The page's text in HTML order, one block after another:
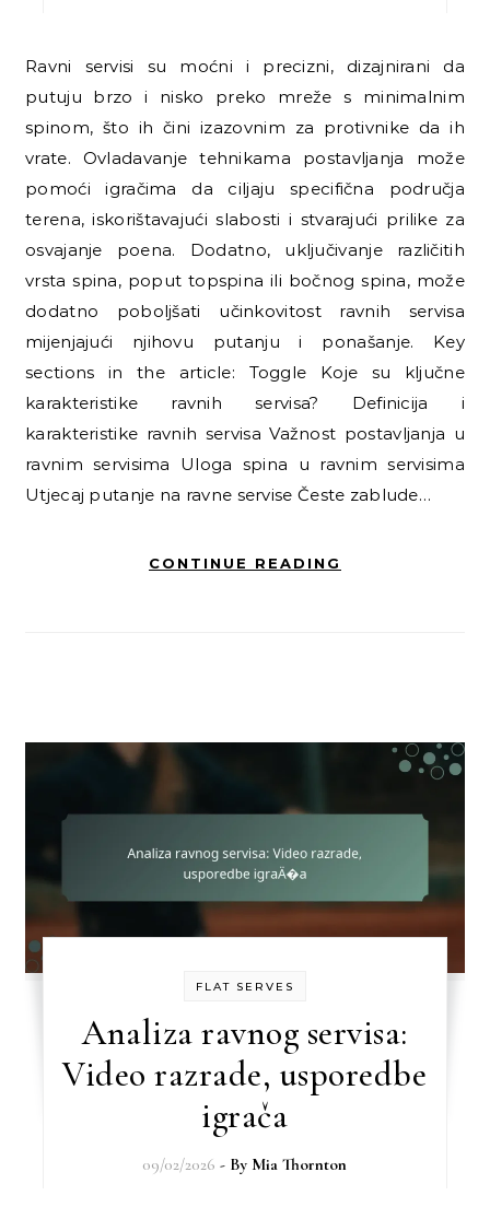
Ravni servisi su moćni i precizni, dizajnirani da
putuju brzo i nisko preko mreže s minimalnim
spinom, što ih čini izazovnim za protivnike da ih
vrate. Ovladavanje tehnikama postavljanja može
pomoći igračima da ciljaju specifična područja
terena, iskorištavajući slabosti i stvarajući prilike za
osvajanje poena. Dodatno, uključivanje različitih
vrsta spina, poput topspina ili bočnog spina, može
dodatno poboljšati učinkovitost ravnih servisa
mijenjajući njihovu putanju i ponašanje. Key
sections in the article: Toggle Koje su ključne
karakteristike ravnih servisa? Definicija i
karakteristike ravnih servisa Važnost postavljanja u
ravnim servisima Uloga spina u ravnim servisima
Utjecaj putanje na ravne servise Česte zablude…
CONTINUE READING
FLAT SERVES
Analiza ravnog servisa:
Video razrade, usporedbe
igrača
09/02/2026 - By Mia Thornton